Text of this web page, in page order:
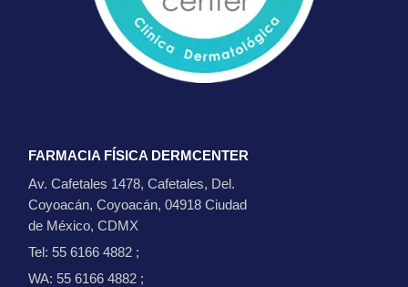
FARMACIA FÍSICA DERMCENTER
Av. Cafetales 1478, Cafetales, Del.
Coyoacán, Coyoacán, 04918 Ciudad
de México, CDMX
Tel: 55 6166 4882 ;
WA: 55 6166 4882 ;